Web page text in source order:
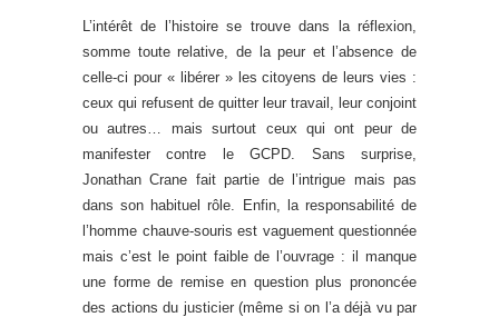
L’intérêt de l’histoire se trouve dans la réflexion,
somme toute relative, de la peur et l’absence de
celle-ci pour « libérer » les citoyens de leurs vies :
ceux qui refusent de quitter leur travail, leur conjoint
ou autres… mais surtout ceux qui ont peur de
manifester contre le GCPD. Sans surprise,
Jonathan Crane fait partie de l’intrigue mais pas
dans son habituel rôle. Enfin, la responsabilité de
l’homme chauve-souris est vaguement questionnée
mais c’est le point faible de l’ouvrage : il manque
une forme de remise en question plus prononcée
des actions du justicier (même si on l’a déjà vu par